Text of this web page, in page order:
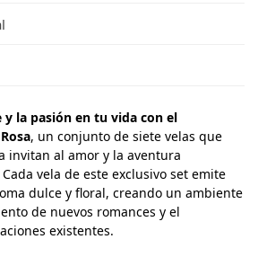
y la pasión en tu vida con el
, un conjunto de siete velas que
invitan al amor y la aventura
vela de este exclusivo set emite
dulce y floral, creando un ambiente
de nuevos romances y el
existentes.